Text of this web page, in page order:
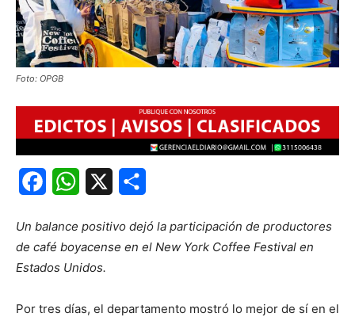
Foto: OPGB
FacebookWhatsApp
Un balance positivo dejó la participación de productores
de café boyacense en el New York Coffee Festival en
Estados Unidos.
Por tres días, el departamento mostró lo mejor de sí en el